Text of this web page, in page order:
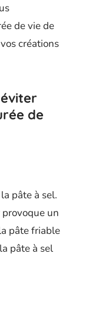
de vie de
créations
de
pâte à sel.
provoque un
pâte friable
pâte à sel